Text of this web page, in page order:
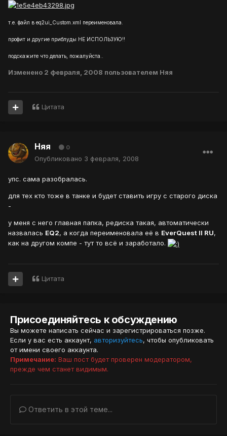
т.е. файл в eq2ui_Custom.xml переименовала.
профит и другие приблуды НЕ ИСПОЛЬЗУЮ!!
подскажите что делать, пожалуйста..
Изменено 2 февраля, 2008 пользователем Няя
Цитата
Няя 0
Опубликовано 3 февраля, 2008
упс. сама разобралась.
для тех кто тоже в танке и будет ставить игру с старого диска
-
у меня с него главная папка, редиска такая, автоматически
назвалась EQ2, а когда переименовала её в EverQuest II RU,
как на другом компе - тут то всё и заработало.
Цитата
Присоединяйтесь к обсуждению
Вы можете написать сейчас и зарегистрироваться позже.
Если у вас есть аккаунт, авторизуйтесь, чтобы опубликовать
от имени своего аккаунта.
Примечание: Ваш пост будет проверен модератором,
прежде чем станет видимым.
Ответить в этой теме...